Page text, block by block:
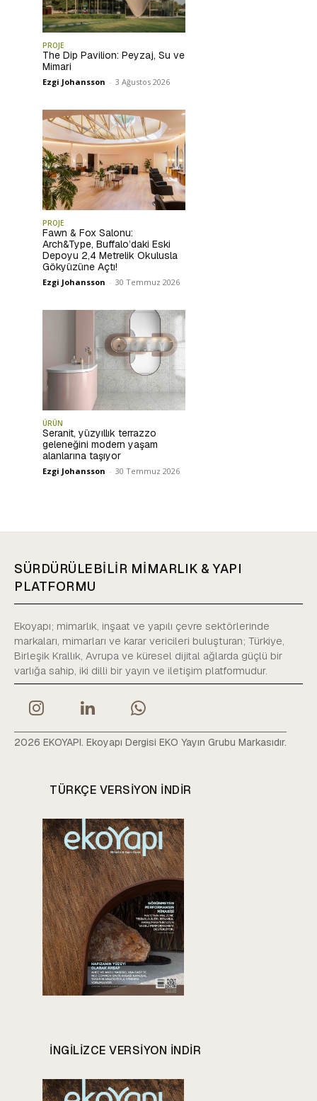
PROJE
The Dip Pavilion: Peyzaj, Su ve
Mimari
Ezgi Johansson - 3 Ağustos 2026
PROJE
Fawn & Fox Salonu:
Arch&Type, Buffalo’daki Eski
Depoyu 2,4 Metrelik Okulusla
Gökyüzüne Açtı!
Ezgi Johansson - 30 Temmuz 2026
ÜRÜN
Seranit, yüzyıllık terrazzo
geleneğini modern yaşam
alanlarına taşıyor
Ezgi Johansson - 30 Temmuz 2026
SÜRDÜRÜLEBİLİR MİMARLIK & YAPI
PLATFORMU
Ekoyapı; mimarlık, inşaat ve yapılı çevre sektörlerinde
markaları, mimarları ve karar vericileri buluşturan; Türkiye,
Birleşik Krallık, Avrupa ve küresel dijital ağlarda güçlü bir
varlığa sahip, iki dilli bir yayın ve iletişim platformudur.
2026 EKOYAPI. Ekoyapı Dergisi EKO Yayın Grubu Markasıdır.
TÜRKÇE VERSIYON INDIR
INGILIZCE VERSIYON INDIR